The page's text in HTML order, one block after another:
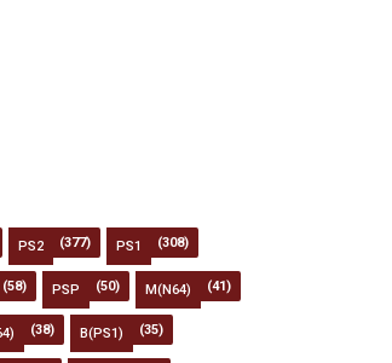
PS2 (377) PS1 (308)
(58) PSP (50) M(N64) (41)
(38) B(PS1) (35)